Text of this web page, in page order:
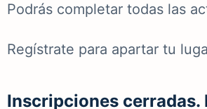
Podrás completar todas las
Regístrate para apartar tu
Inscripciones cerradas.